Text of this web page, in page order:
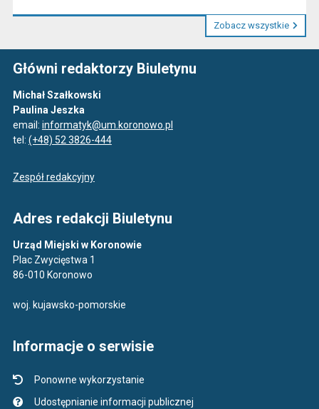
Zobacz wszystkie
Główni redaktorzy Biuletynu
Michał Szałkowski
Paulina Jeszka
email: informatyk@um.koronowo.pl
tel: (+48) 52 3826-444
Zespół redakcyjny
Adres redakcji Biuletynu
Urząd Miejski w Koronowie
Plac Zwycięstwa 1
86-010 Koronowo
woj. kujawsko-pomorskie
Informacje o serwisie
Ponowne wykorzystanie
Udostępnianie informacji publicznej